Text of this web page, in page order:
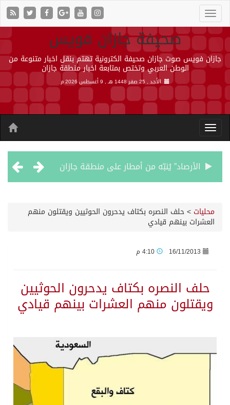
صحيفة جازان فويس
جازان فويس صوت جازان صحيفة الكترونية تهتم بنقل اخبار متنوعة من
الوطن العربي وتختص بمتابعة اخبار منطقة جازان
الأحد , 25 صفر 1448 هـ , 9 أغسطس 2026 م
الأرصاد” يُنبّه من أمطار على منطقة جازان
أجواء من الحب والتراث تزين ليلة عرس آل صيرم
وزير الدفاع: اتفاقية مكة تسهم في دعم أمن واستقرار المنطقة والعالم
رئيس وزراء العراق لرئيس الاستخبارات السعودي: نرفض استخدام أراضينا منطلقاً لأي هجمات
محليات >حلف النصره بكتاف يدحرون الحوثيين ويقتلون منهم
العشرات بينهم قيادي
16/11/2013
حلف النصره بكتاف يدحرون الحوثيين
ويقتلون منهم العشرات بينهم قيادي